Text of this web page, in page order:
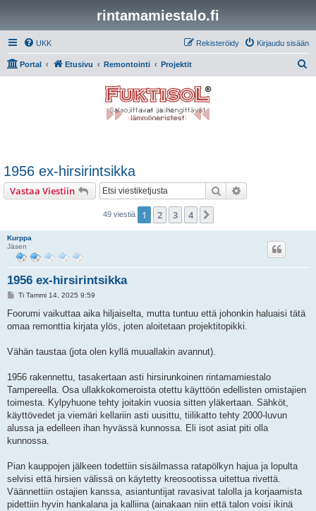
rintamamiestalo.fi
UKK Kirjaudu sisään
Rekisteröidy
Portal Etusivu Remontointi Projektit
1956 ex-hirsirintsikka
Vastaa Viestiin Etsi
49 viestiä 1 2 3 4
Kurppa
Jäsen
1956 ex-hirsirintsikka
V
e
t
Ti Tammi 14, 2025 9:59
Foorumi vaikuttaa aika hiljaiselta, mutta tuntuu että johonkin haluaisi tätä
omaa remonttia kirjata ylös, joten aloitetaan projektitopikki.
Vähän taustaa (jota olen kyllä muuallakin avannut).
1956 rakennettu, tasakertaan asti hirsirunkoinen rintamamiestalo
Tampereella. Osa ullakkokomeroista otettu käyttöön edellisten omistajien
toimesta. Kylpyhuone tehty joitakin vuosia sitten yläkertaan. Sähköt,
käyttövedet ja viemäri kellariin asti uusittu, tiilikatto tehty 2000-luvun
alussa ja edelleen ihan hyvässä kunnossa. Eli isot asiat piti olla
kunnossa.
Pian kauppojen jälkeen todettiin sisäilmassa ratapölkyn hajua ja lopulta
selvisi että hirsien välissä on käytetty kreosootissa uitettua rivettä.
Väännettiin ostajien kanssa, asiantuntijat ravasivat talolla ja korjaamista
pidettiin hyvin hankalana ja kalliina (ainakaan niin että talon voisi ikinä